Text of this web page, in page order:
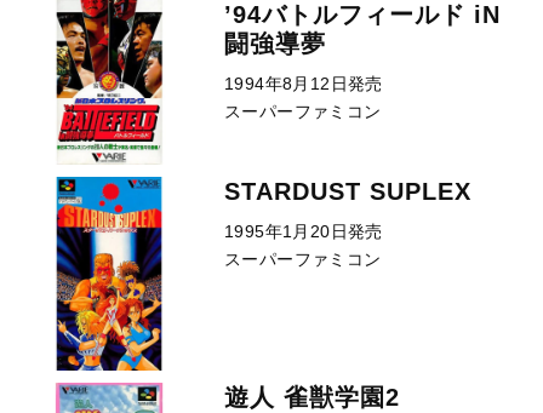
’94バトルフィールド iN
闘強導夢
1994年8月12日発売
スーパーファミコン
STARDUST SUPLEX
1995年1月20日発売
スーパーファミコン
遊人 雀獣学園2